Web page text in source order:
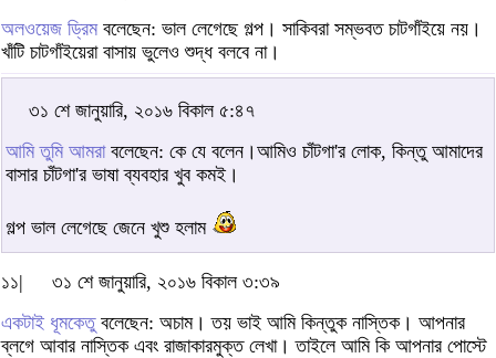
অলওয়েজ ড্রিমবলেছেন: ভাল লেগেছে গল্প। সাকিবরা সম্ভবত চাটগাঁইয়ে নয়।
খাঁটি চাটগাঁইয়েরা বাসায় ভুলেও শুদ্ধ বলবে না।
৩১ শে জানুয়ারি, ২০১৬ বিকাল ৫:৪৭
আমি তুমি আমরাবলেছেন: কে যে বলেন।আমিও চাঁটগা'র লোক, কিন্তু আমাদের
বাসার চাঁটগা'র ভাষা ব্যবহার খুব কমই।
গল্প ভাল লেগেছে জেনে খুশু হলাম
১১|
৩১ শে জানুয়ারি, ২০১৬ বিকাল ৩:৩৯
একটাই ধূমকেতুবলেছেন: অচাম। তয় ভাই আমি কিন্তুক নাস্তিক। আপনার
ব্লগে আবার নাস্তিক এবং রাজাকারমুক্ত লেখা। তাইলে আমি কি আপনার পোস্টে